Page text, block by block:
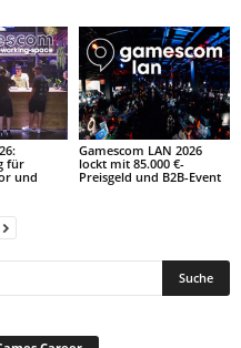
für
und
Gamescom LAN 2026
lockt mit 85.000 €-
Preisgeld und B2B-Event